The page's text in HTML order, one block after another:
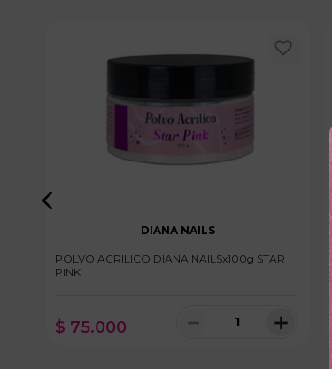
DIANA NAILS
POLVO ACRILICO DIANA NAILSx100g STAR
PINK
$ 75.000 ＋
－